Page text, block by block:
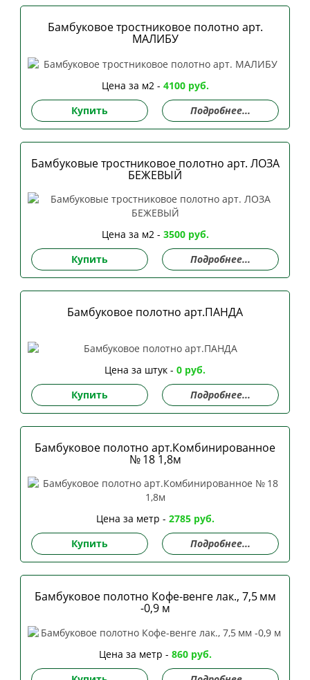
Бамбуковое тростниковое полотно арт.
МАЛИБУ
Цена за м2 - 4100 руб.
Купить
Подробнее...
Бамбуковые тростниковое полотно арт. ЛОЗА
БЕЖЕВЫЙ
Цена за м2 - 3500 руб.
Купить
Подробнее...
Бамбуковое полотно арт.ПАНДА
Цена за штук - 0 руб.
Купить
Подробнее...
Бамбуковое полотно арт.Комбинированное
№ 18 1,8м
Цена за метр - 2785 руб.
Купить
Подробнее...
Бамбуковое полотно Кофе-венге лак., 7,5 мм
-0,9 м
Цена за метр - 860 руб.